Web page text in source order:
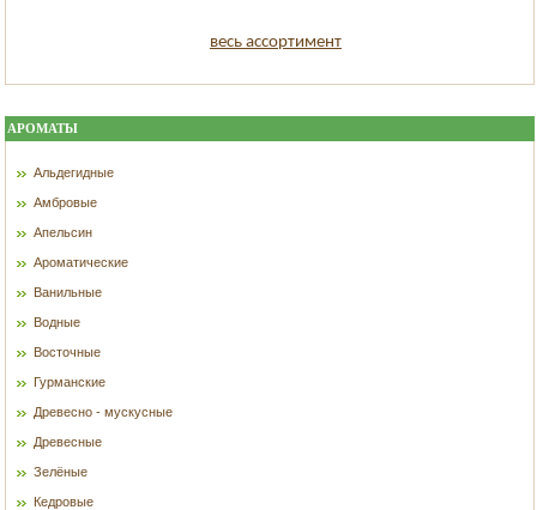
весь ассортимент
АРОМАТЫ
Альдегидные
Амбровые
Апельсин
Ароматические
Ванильные
Водные
Восточные
Гурманские
Древесно - мускусные
Древесные
Зелёные
Кедровые